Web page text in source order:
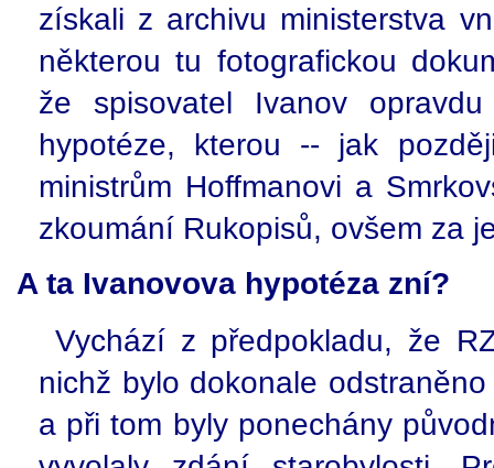
získali z archivu ministerstva
některou tu fotografickou
že spisovatel Ivanov
hypotéze, kterou -- jak
ministrům Hoffmanovi a
zkoumání Rukopisů, ovšem za
A ta Ivanovova hypotéza zní?
Vychází z předpokladu, že
nichž bylo dokonale
a při tom byly ponechány